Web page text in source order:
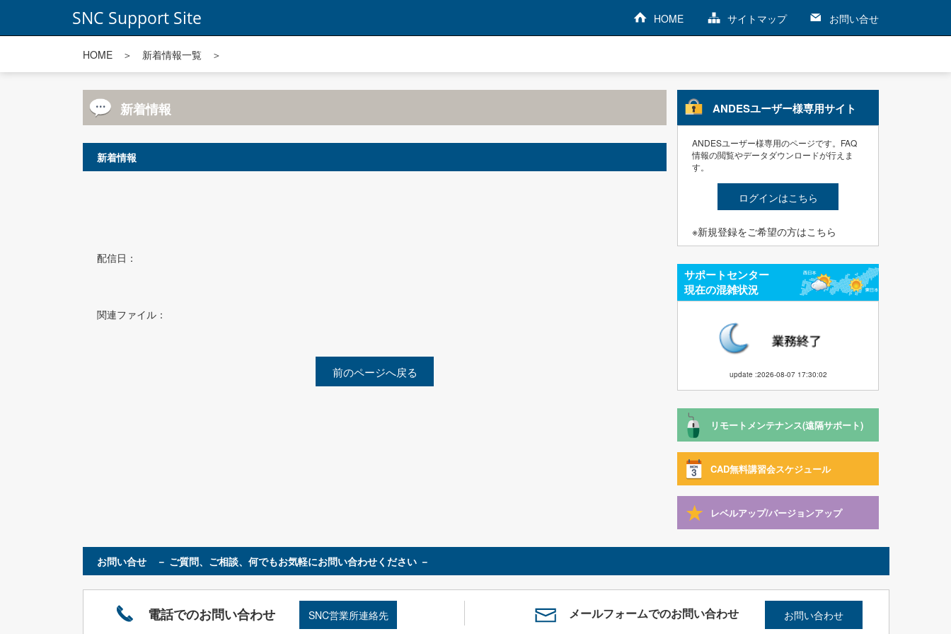
SNC Support Site HOME サイトマップ お問い合せ
HOME ＞ 新着情報一覧 ＞
新着情報
新着情報
配信日：
関連ファイル：
前のページへ戻る
ANDESユーザー様専用サイト
ANDESユーザー様専用のページです。FAQ
情報の閲覧やデータダウンロードが行えま
す。
ログインはこちら
※新規登録をご希望の方はこちら
サポートセンター
現在の混雑状況
update :2026-08-07 17:30:02
リモートメンテナンス(遠隔サポート)
CAD無料講習会スケジュール
レベルアップ/バージョンアップ
お問い合せ － ご質問、ご相談、何でもお気軽にお問い合わせください －
電話でのお問い合わせ SNC営業所連絡先 メールフォームでのお問い合わせ お問い合わせ